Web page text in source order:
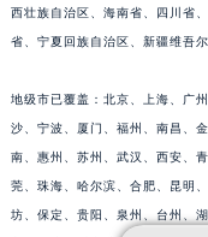
西壮族自治区、海南省、四川省
省、宁夏回族自治区、新疆维吾尔
地级市已覆盖：北京、上海、广
沙、宁波、厦门、福州、南昌、
南、惠州、苏州、武汉、西安、
莞、珠海、哈尔滨、合肥、昆明
坊、保定、贵阳、泉州、台州、